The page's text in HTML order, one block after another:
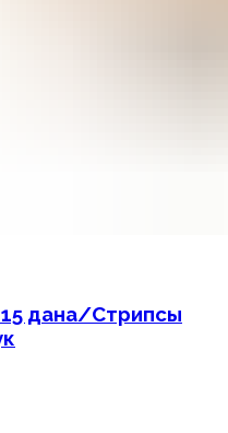
дана/Стрипсы